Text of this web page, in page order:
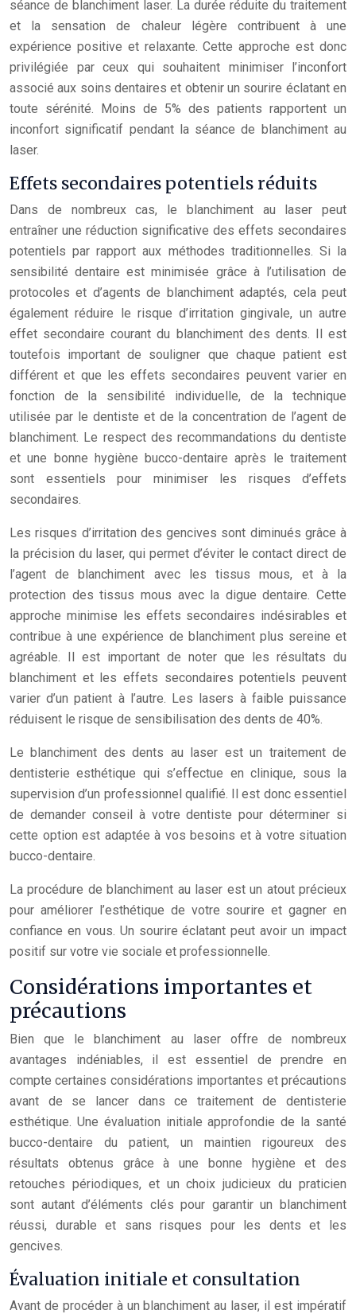
séance de blanchiment laser. La durée réduite du traitement
et la sensation de chaleur légère contribuent à une
expérience positive et relaxante. Cette approche est donc
privilégiée par ceux qui souhaitent minimiser l’inconfort
associé aux soins dentaires et obtenir un sourire éclatant en
toute sérénité. Moins de 5% des patients rapportent un
inconfort significatif pendant la séance de blanchiment au
laser.
Effets secondaires potentiels réduits
Dans de nombreux cas, le blanchiment au laser peut
entraîner une réduction significative des effets secondaires
potentiels par rapport aux méthodes traditionnelles. Si la
sensibilité dentaire est minimisée grâce à l’utilisation de
protocoles et d’agents de blanchiment adaptés, cela peut
également réduire le risque d’irritation gingivale, un autre
effet secondaire courant du blanchiment des dents. Il est
toutefois important de souligner que chaque patient est
différent et que les effets secondaires peuvent varier en
fonction de la sensibilité individuelle, de la technique
utilisée par le dentiste et de la concentration de l’agent de
blanchiment. Le respect des recommandations du dentiste
et une bonne hygiène bucco-dentaire après le traitement
sont essentiels pour minimiser les risques d’effets
secondaires.
Les risques d’irritation des gencives sont diminués grâce à
la précision du laser, qui permet d’éviter le contact direct de
l’agent de blanchiment avec les tissus mous, et à la
protection des tissus mous avec la digue dentaire. Cette
approche minimise les effets secondaires indésirables et
contribue à une expérience de blanchiment plus sereine et
agréable. Il est important de noter que les résultats du
blanchiment et les effets secondaires potentiels peuvent
varier d’un patient à l’autre. Les lasers à faible puissance
réduisent le risque de sensibilisation des dents de 40%.
Le blanchiment des dents au laser est un traitement de
dentisterie esthétique qui s’effectue en clinique, sous la
supervision d’un professionnel qualifié. Il est donc essentiel
de demander conseil à votre dentiste pour déterminer si
cette option est adaptée à vos besoins et à votre situation
bucco-dentaire.
La procédure de blanchiment au laser est un atout précieux
pour améliorer l’esthétique de votre sourire et gagner en
confiance en vous. Un sourire éclatant peut avoir un impact
positif sur votre vie sociale et professionnelle.
Considérations importantes et
précautions
Bien que le blanchiment au laser offre de nombreux
avantages indéniables, il est essentiel de prendre en
compte certaines considérations importantes et précautions
avant de se lancer dans ce traitement de dentisterie
esthétique. Une évaluation initiale approfondie de la santé
bucco-dentaire du patient, un maintien rigoureux des
résultats obtenus grâce à une bonne hygiène et des
retouches périodiques, et un choix judicieux du praticien
sont autant d’éléments clés pour garantir un blanchiment
réussi, durable et sans risques pour les dents et les
gencives.
Évaluation initiale et consultation
Avant de procéder à un blanchiment au laser, il est impératif